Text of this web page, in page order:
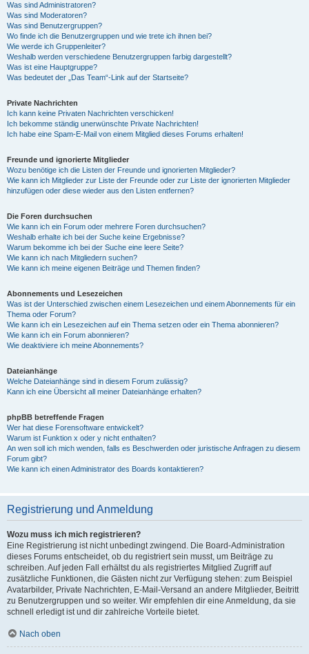
Was sind Administratoren?
Was sind Moderatoren?
Was sind Benutzergruppen?
Wo finde ich die Benutzergruppen und wie trete ich ihnen bei?
Wie werde ich Gruppenleiter?
Weshalb werden verschiedene Benutzergruppen farbig dargestellt?
Was ist eine Hauptgruppe?
Was bedeutet der „Das Team“-Link auf der Startseite?
Private Nachrichten
Ich kann keine Privaten Nachrichten verschicken!
Ich bekomme ständig unerwünschte Private Nachrichten!
Ich habe eine Spam-E-Mail von einem Mitglied dieses Forums erhalten!
Freunde und ignorierte Mitglieder
Wozu benötige ich die Listen der Freunde und ignorierten Mitglieder?
Wie kann ich Mitglieder zur Liste der Freunde oder zur Liste der ignorierten Mitglieder
hinzufügen oder diese wieder aus den Listen entfernen?
Die Foren durchsuchen
Wie kann ich ein Forum oder mehrere Foren durchsuchen?
Weshalb erhalte ich bei der Suche keine Ergebnisse?
Warum bekomme ich bei der Suche eine leere Seite?
Wie kann ich nach Mitgliedern suchen?
Wie kann ich meine eigenen Beiträge und Themen finden?
Abonnements und Lesezeichen
Was ist der Unterschied zwischen einem Lesezeichen und einem Abonnements für ein
Thema oder Forum?
Wie kann ich ein Lesezeichen auf ein Thema setzen oder ein Thema abonnieren?
Wie kann ich ein Forum abonnieren?
Wie deaktiviere ich meine Abonnements?
Dateianhänge
Welche Dateianhänge sind in diesem Forum zulässig?
Kann ich eine Übersicht all meiner Dateianhänge erhalten?
phpBB betreffende Fragen
Wer hat diese Forensoftware entwickelt?
Warum ist Funktion x oder y nicht enthalten?
An wen soll ich mich wenden, falls es Beschwerden oder juristische Anfragen zu diesem
Forum gibt?
Wie kann ich einen Administrator des Boards kontaktieren?
Registrierung und Anmeldung
Wozu muss ich mich registrieren?
Eine Registrierung ist nicht unbedingt zwingend. Die Board-Administration
dieses Forums entscheidet, ob du registriert sein musst, um Beiträge zu
schreiben. Auf jeden Fall erhältst du als registriertes Mitglied Zugriff auf
zusätzliche Funktionen, die Gästen nicht zur Verfügung stehen: zum Beispiel
Avatarbilder, Private Nachrichten, E-Mail-Versand an andere Mitglieder, Beitritt
zu Benutzergruppen und so weiter. Wir empfehlen dir eine Anmeldung, da sie
schnell erledigt ist und dir zahlreiche Vorteile bietet.
Nach oben